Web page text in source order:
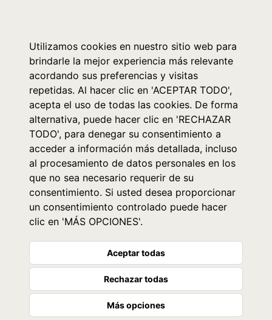
Utilizamos cookies en nuestro sitio web para
brindarle la mejor experiencia más relevante
acordando sus preferencias y visitas
repetidas. Al hacer clic en 'ACEPTAR TODO',
acepta el uso de todas las cookies. De forma
alternativa, puede hacer clic en 'RECHAZAR
TODO', para denegar su consentimiento a
acceder a información más detallada, incluso
al procesamiento de datos personales en los
que no sea necesario requerir de su
consentimiento. Si usted desea proporcionar
un consentimiento controlado puede hacer
clic en 'MÁS OPCIONES'.
Aceptar todas
Rechazar todas
Más opciones